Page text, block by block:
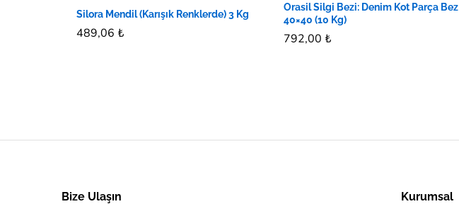
Silora Mendil (Karışık Renklerde) 3 Kg
489,06 ₺
489,06 ₺
Orasil Silgi Bezi: Denim Kot Parça Bez
40×40 (10 Kg)
792,00 ₺
792,00 ₺
Bize Ulaşın Kurumsal